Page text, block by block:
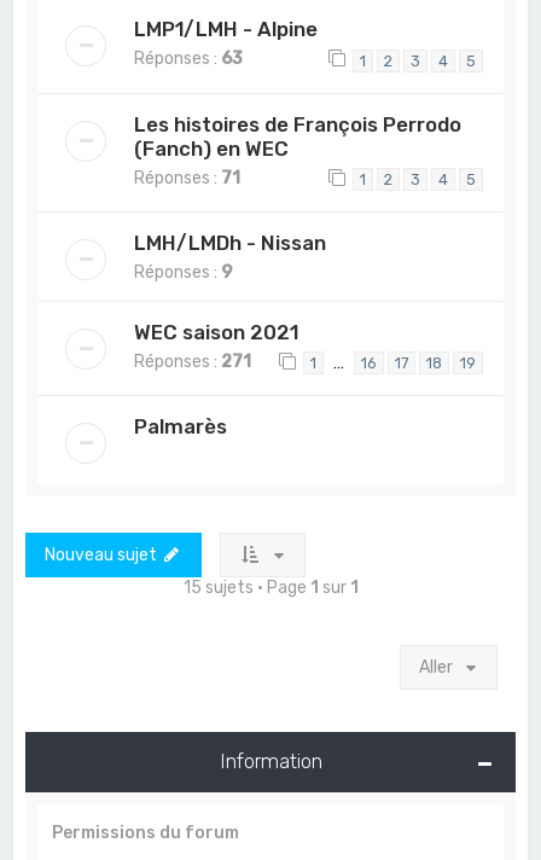
LMP1/LMH - Alpine
Réponses : 63 1 2 3 4 5
Les histoires de François Perrodo
(Fanch) en WEC
Réponses : 71 1 2 3 4 5
LMH/LMDh - Nissan
Réponses : 9
WEC saison 2021
Réponses : 271 1 … 16 17 18 19
Palmarès
Nouveau sujet
15 sujets • Page 1 sur 1
Aller
Information
Permissions du forum